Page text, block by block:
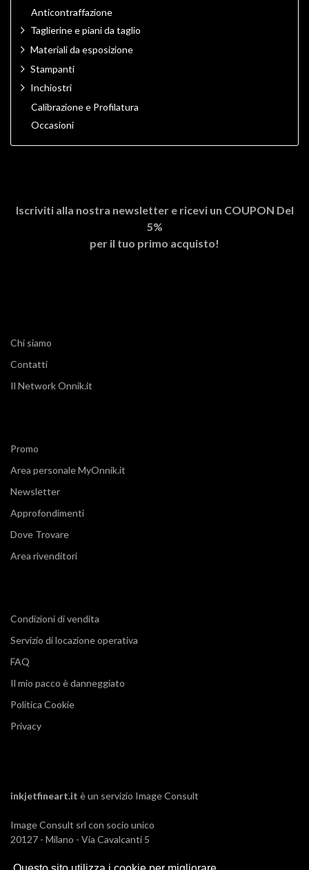
Anticontraffazione
Taglierine e piani da taglio
Materiali da esposizione
Stampanti
Inchiostri
Calibrazione e Profilatura
Occasioni
Iscriviti alla nostra newsletter e ricevi un COUPON Del
5%
per il tuo primo acquisto!
Chi siamo
Contatti
Il Network Onnik.it
Promo
Area personale MyOnnik.it
Newsletter
Approfondimenti
Dove Trovare
Area rivenditori
Condizioni di vendita
Servizio di locazione operativa
FAQ
Il mio pacco è danneggiato
Politica Cookie
Privacy
inkjetfineart.it è un servizio Image Consult
Image Consult srl con socio unico
20127 - Milano - Via Cavalcanti 5